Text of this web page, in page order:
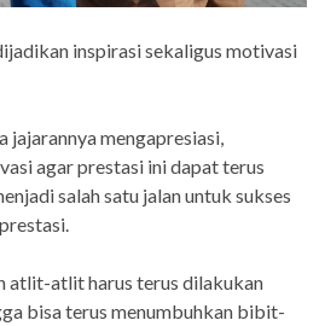
inspirasi sekaligus motivasi
mengapresiasi,
agar prestasi ini dapat terus
salah satu jalan untuk sukses
atlit-atlit harus terus dilakukan
bisa terus menumbuhkan bibit-